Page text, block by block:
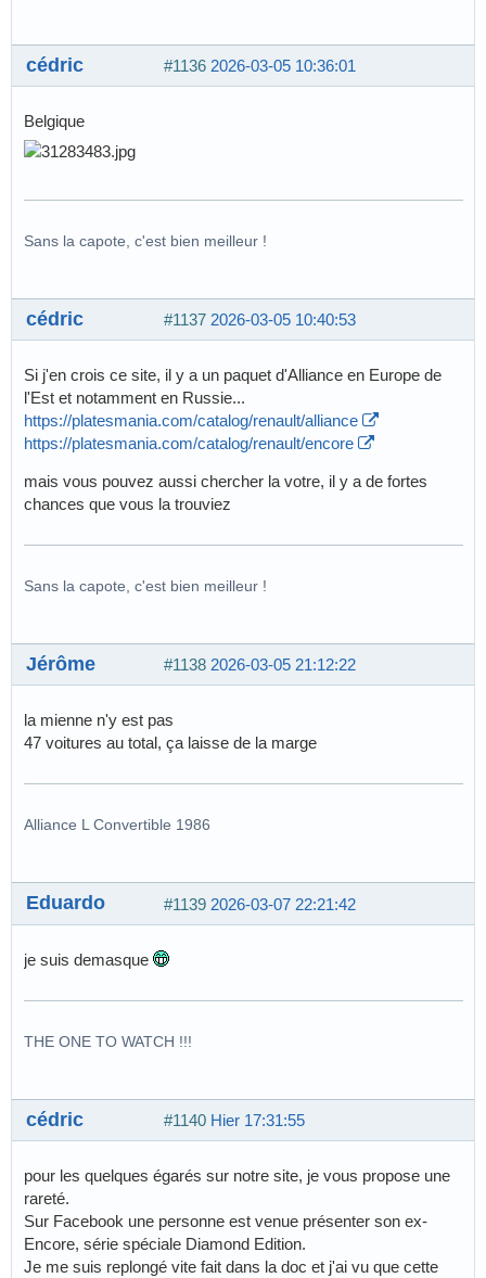
#1136 2026-03-05 10:36:01
cédric
Belgique
Sans la capote, c'est bien meilleur !
#1137 2026-03-05 10:40:53
cédric
Si j'en crois ce site, il y a un paquet d'Alliance en Europe de
l'Est et notamment en Russie...
https://platesmania.com/catalog/renault/alliance
https://platesmania.com/catalog/renault/encore
mais vous pouvez aussi chercher la votre, il y a de fortes
chances que vous la trouviez
Sans la capote, c'est bien meilleur !
#1138 2026-03-05 21:12:22
Jérôme
la mienne n'y est pas
47 voitures au total, ça laisse de la marge
Alliance L Convertible 1986
#1139 2026-03-07 22:21:42
Eduardo
je suis demasque
THE ONE TO WATCH !!!
#1140 Hier 17:31:55
cédric
pour les quelques égarés sur notre site, je vous propose une
rareté.
Sur Facebook une personne est venue présenter son ex-
Encore, série spéciale Diamond Edition.
Je me suis replongé vite fait dans la doc et j'ai vu que cette